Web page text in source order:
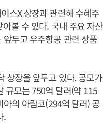
스X 상장과 관련해 수혜주
볼 수 있다. 국내 주요 자산
두고 우주항공 관련 상품
상장을 앞두고 있다. 공모가
규모는 750억 달러(약 115
의 아람코(294억 달러) 공
.